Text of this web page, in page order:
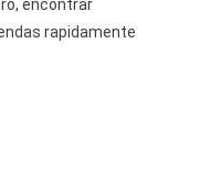
encontrar
rapidamente